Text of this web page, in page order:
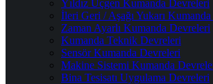
Yıldız Üçgen Kumanda Devreleri
İleri Geri / Aşağı Yukarı
Zaman Ayarlı Kumanda Devreleri
Kumanda Teknik Devreleri
Sensör Kumanda Devreleri
Makine Sistemi Kumanda
Bina Tesisatı Uygulama Devreleri